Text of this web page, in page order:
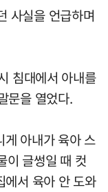
사실을 언급하며
침대에서 아내를
문을 열었다.
아내가 육아 스
이 글썽일 때 컷
에서 육아 안 도와